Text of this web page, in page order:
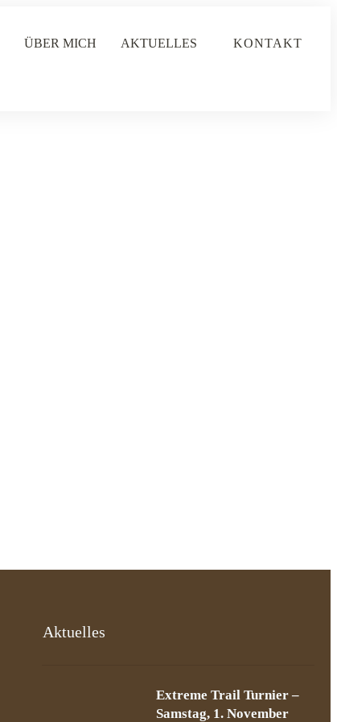
ÜBER MICH AKTUELLES KONTAKT
Aktuelles
Extreme Trail Turnier –
Samstag, 1. November